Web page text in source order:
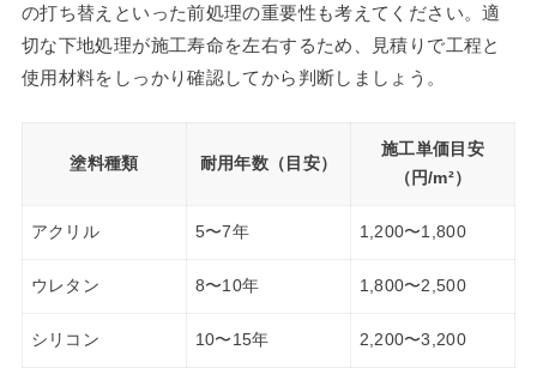
の打ち替えといった前処理の重要性も考えてください。適
切な下地処理が施工寿命を左右するため、見積りで工程と
使用材料をしっかり確認してから判断しましょう。
塗料種類 耐用年数（目安）
施工単価目安
（円/m²）
アクリル 5〜7年 1,200〜1,800
ウレタン 8〜10年 1,800〜2,500
シリコン 10〜15年 2,200〜3,200